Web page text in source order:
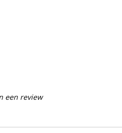
een review